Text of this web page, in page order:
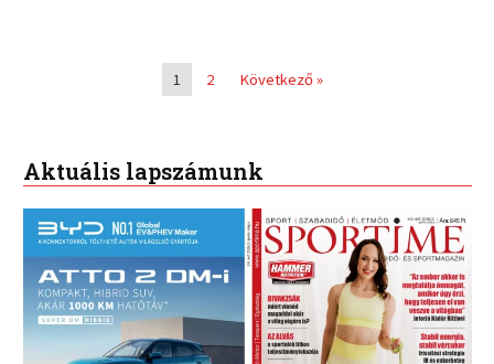
1 2 Következő »
Aktuális lapszámunk